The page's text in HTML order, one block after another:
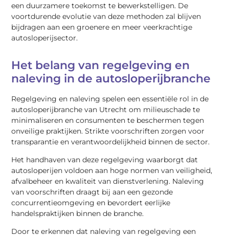
een duurzamere toekomst te bewerkstelligen. De
voortdurende evolutie van deze methoden zal blijven
bijdragen aan een groenere en meer veerkrachtige
autosloperijsector.
Het belang van regelgeving en
naleving in de autosloperijbranche
Regelgeving en naleving spelen een essentiële rol in de
autosloperijbranche van Utrecht om milieuschade te
minimaliseren en consumenten te beschermen tegen
onveilige praktijken. Strikte voorschriften zorgen voor
transparantie en verantwoordelijkheid binnen de sector.
Het handhaven van deze regelgeving waarborgt dat
autosloperijen voldoen aan hoge normen van veiligheid,
afvalbeheer en kwaliteit van dienstverlening. Naleving
van voorschriften draagt bij aan een gezonde
concurrentieomgeving en bevordert eerlijke
handelspraktijken binnen de branche.
Door te erkennen dat naleving van regelgeving een